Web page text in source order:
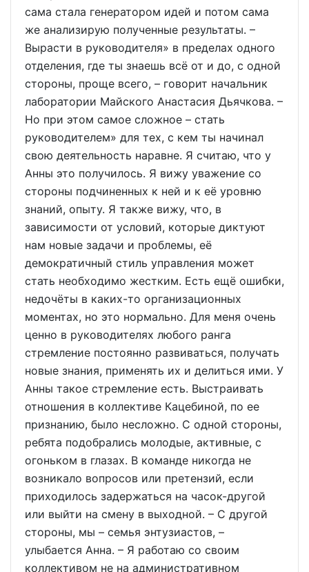
сама стала генератором идей и потом сама
же анализирую полученные результаты. –
Вырасти в руководителя» в пределах одного
отделения, где ты знаешь всё от и до, с одной
стороны, проще всего, – говорит начальник
лаборатории Майского Анастасия Дьячкова. –
Но при этом самое сложное – стать
руководителем» для тех, с кем ты начинал
свою деятельность наравне. Я считаю, что у
Анны это получилось. Я вижу уважение со
стороны подчиненных к ней и к её уровню
знаний, опыту. Я также вижу, что, в
зависимости от условий, которые диктуют
нам новые задачи и проблемы, её
демократичный стиль управления может
стать необходимо жестким. Есть ещё ошибки,
недочёты в каких-то организационных
моментах, но это нормально. Для меня очень
ценно в руководителях любого ранга
стремление постоянно развиваться, получать
новые знания, применять их и делиться ими. У
Анны такое стремление есть. Выстраивать
отношения в коллективе Кацебиной, по ее
признанию, было несложно. С одной стороны,
ребята подобрались молодые, активные, с
огоньком в глазах. В команде никогда не
возникало вопросов или претензий, если
приходилось задержаться на часок-другой
или выйти на смену в выходной. – С другой
стороны, мы – семья энтузиастов, –
улыбается Анна. – Я работаю со своим
коллективом не на административном